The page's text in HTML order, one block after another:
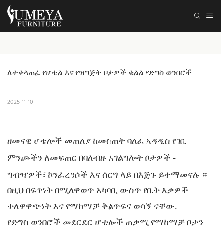
ለተቀላጠፈ የሆቴል እና የዝግጅት ቦታዎች ቁልል የድግስ ወንበሮች
2025-11-10
ዘመናዊ ሆቴሎች መጠለያ ከመስጠት ባለፈ አዳዲስ የገቢ
ምንጮችን ለመፍጠር በባለብዙ አገልግሎት ቦታዎች -
ግብዣዎች፣ ኮንፈረንሶች እና ሰርግ ላይ በእጅጉ ይተማመናሉ ።
በዚህ በፍጥነት በሚለዋወጥ አካባቢ ውስጥ የቤት እቃዎች
ተለዋዋጭነት እና የማከማቻ ቅልጥፍና ወሳኝ ናቸው.
የድግስ ወንበሮች መደርደር ሆቴሎች ጠቃሚ የማከማቻ ቦታን